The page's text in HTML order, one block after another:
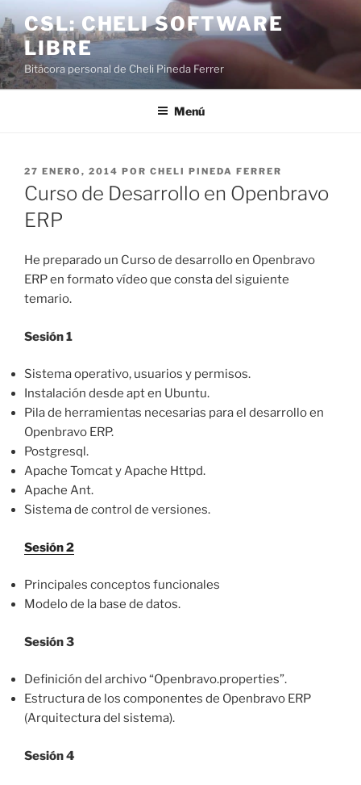
al
contenido
CSL: CHELI SOFTWARE
LIBRE
Bitácora personal de Cheli Pineda Ferrer
Menú
PUBLICADO
EL
27 ENERO, 2014 POR CHELI PINEDA FERRER
Curso de Desarrollo en Openbravo
ERP
He preparado un Curso de desarrollo en Openbravo
ERP en formato vídeo que consta del siguiente
temario.
Sesión 1
Sistema operativo, usuarios y permisos.
Instalación desde apt en Ubuntu.
Pila de herramientas necesarias para el desarrollo en
Openbravo ERP.
Postgresql.
Apache Tomcat y Apache Httpd.
Apache Ant.
Sistema de control de versiones.
Sesión 2
Principales conceptos funcionales
Modelo de la base de datos.
Sesión 3
Definición del archivo “Openbravo.properties”.
Estructura de los componentes de Openbravo ERP
(Arquitectura del sistema).
Sesión 4